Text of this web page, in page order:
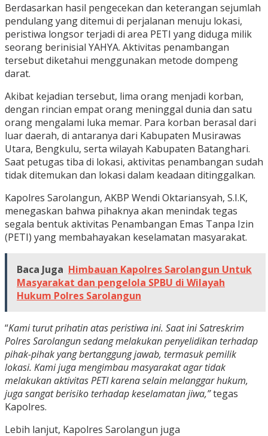
Berdasarkan hasil pengecekan dan keterangan sejumlah
pendulang yang ditemui di perjalanan menuju lokasi,
peristiwa longsor terjadi di area PETI yang diduga milik
seorang berinisial YAHYA. Aktivitas penambangan
tersebut diketahui menggunakan metode dompeng
darat.
Akibat kejadian tersebut, lima orang menjadi korban,
dengan rincian empat orang meninggal dunia dan satu
orang mengalami luka memar. Para korban berasal dari
luar daerah, di antaranya dari Kabupaten Musirawas
Utara, Bengkulu, serta wilayah Kabupaten Batanghari.
Saat petugas tiba di lokasi, aktivitas penambangan sudah
tidak ditemukan dan lokasi dalam keadaan ditinggalkan.
Kapolres Sarolangun, AKBP Wendi Oktariansyah, S.I.K,
menegaskan bahwa pihaknya akan menindak tegas
segala bentuk aktivitas Penambangan Emas Tanpa Izin
(PETI) yang membahayakan keselamatan masyarakat.
Baca Juga Himbauan Kapolres Sarolangun Untuk
Masyarakat dan pengelola SPBU di Wilayah
Hukum Polres Sarolangun
“Kami turut prihatin atas peristiwa ini. Saat ini Satreskrim
Polres Sarolangun sedang melakukan penyelidikan terhadap
pihak-pihak yang bertanggung jawab, termasuk pemilik
lokasi. Kami juga mengimbau masyarakat agar tidak
melakukan aktivitas PETI karena selain melanggar hukum,
juga sangat berisiko terhadap keselamatan jiwa,”tegas
Kapolres.
Lebih lanjut, Kapolres Sarolangun juga